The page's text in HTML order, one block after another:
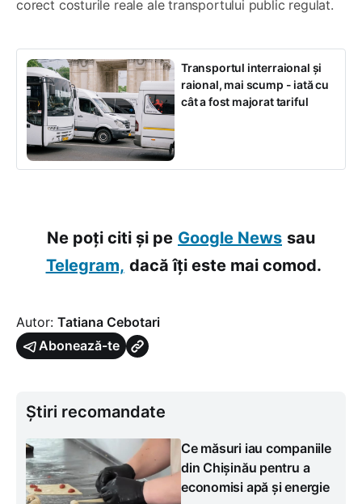
corect costurile reale ale transportului public regulat.
Transportul interraional și
raional, mai scump - iată cu
cât a fost majorat tariful
Ne poți citi și pe Google News sau
Telegram, dacă îți este mai comod.
Autor: Tatiana Cebotari
Abonează-te
Știri recomandate
Ce măsuri iau companiile
din Chișinău pentru a
economisi apă și energie